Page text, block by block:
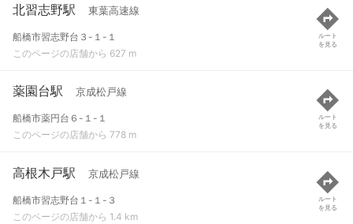
北習志野駅 東葉高速線
船橋市習志野台３-１-１
このページの店舗から 627 m
ルート
を見る
薬園台駅 京成松戸線
船橋市薬円台６-１-１
このページの店舗から 778 m
ルート
を見る
高根木戸駅 京成松戸線
船橋市習志野台１-１-３
このページの店舗から 1.4 km
ルート
を見る